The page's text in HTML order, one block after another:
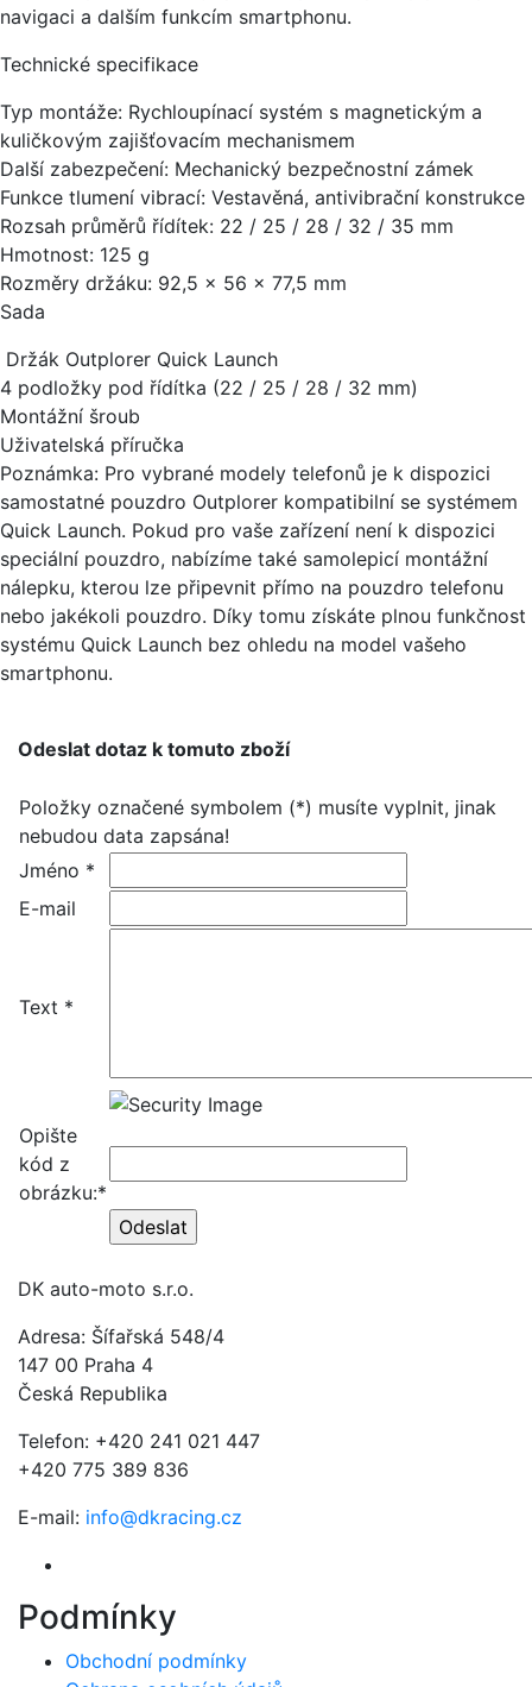
navigaci a dalším funkcím smartphonu.
Technické specifikace
Typ montáže: Rychloupínací systém s magnetickým a
kuličkovým zajišťovacím mechanismem
Další zabezpečení: Mechanický bezpečnostní zámek
Funkce tlumení vibrací: Vestavěná, antivibrační konstrukce
Rozsah průměrů řídítek: 22 / 25 / 28 / 32 / 35 mm
Hmotnost: 125 g
Rozměry držáku: 92,5 × 56 × 77,5 mm
Sada
Držák Outplorer Quick Launch
4 podložky pod řídítka (22 / 25 / 28 / 32 mm)
Montážní šroub
Uživatelská příručka
Poznámka: Pro vybrané modely telefonů je k dispozici
samostatné pouzdro Outplorer kompatibilní se systémem
Quick Launch. Pokud pro vaše zařízení není k dispozici
speciální pouzdro, nabízíme také samolepicí montážní
nálepku, kterou lze připevnit přímo na pouzdro telefonu
nebo jakékoli pouzdro. Díky tomu získáte plnou funkčnost
systému Quick Launch bez ohledu na model vašeho
smartphonu.
Odeslat dotaz k tomuto zboží
Položky označené symbolem (*) musíte vyplnit, jinak
nebudou data zapsána!
Jméno *
E-mail
Text *
Opište
kód z
obrázku:*
DK auto-moto s.r.o.
Adresa: Šífařská 548/4
147 00 Praha 4
Česká Republika
Telefon: +420 241 021 447
+420 775 389 836
E-mail: info@dkracing.cz
Podmínky
Obchodní podmínky